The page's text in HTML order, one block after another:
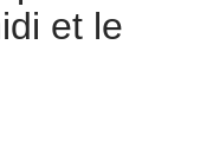
et le